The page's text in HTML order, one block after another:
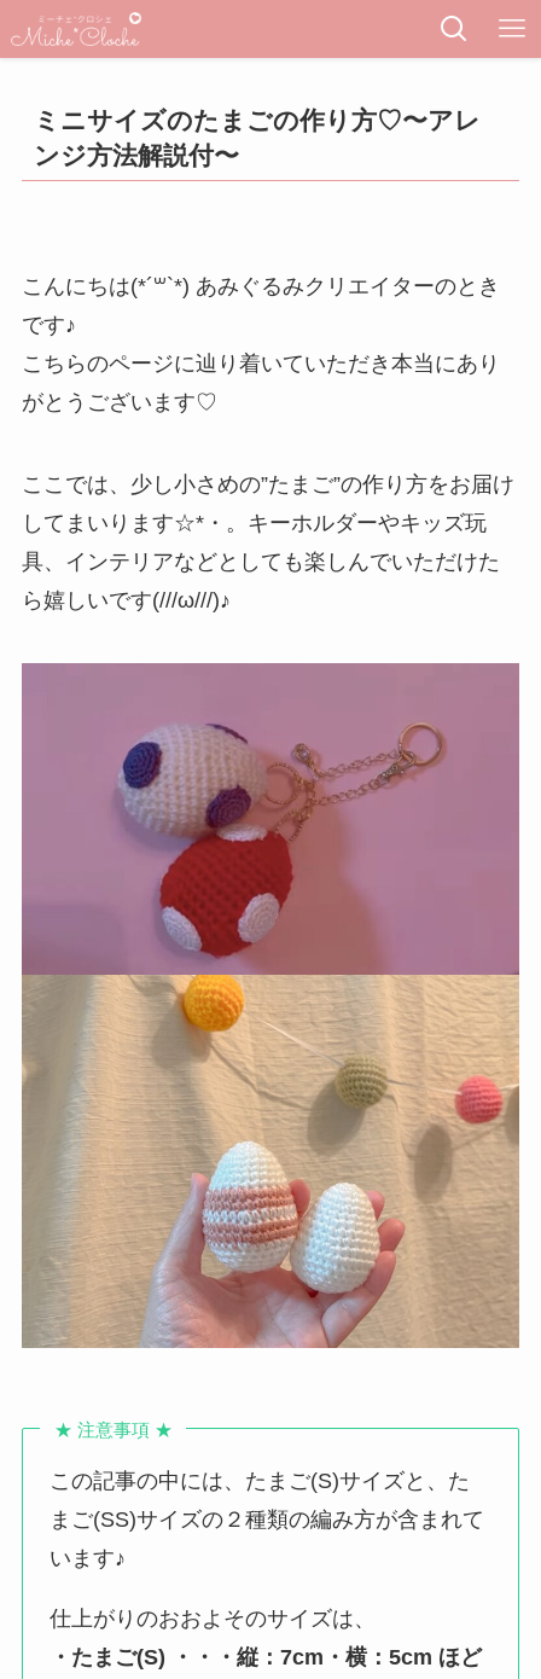
ミニサイズのたまごの作り方♡〜アレ
ンジ方法解説付〜
こんにちは(*´꒳`*) あみぐるみクリエイターのとき
です♪
こちらのページに辿り着いていただき本当にあり
がとうございます♡
ここでは、少し小さめの”たまご”の作り方をお届け
してまいります☆*・。キーホルダーやキッズ玩
具、インテリアなどとしても楽しんでいただけた
ら嬉しいです(///ω///)♪
★ 注意事項 ★
この記事の中には、たまご(S)サイズと、た
まご(SS)サイズの２種類の編み方が含まれて
います♪
仕上がりのおおよそのサイズは、
・たまご(S) ・・・縦：7cm・横：5cm ほど